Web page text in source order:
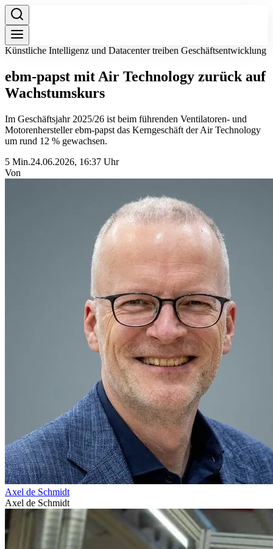
Künstliche Intelligenz und Datacenter treiben Geschäftsentwicklung
ebm-papst mit Air Technology zurück auf
Wachstumskurs
Im Geschäftsjahr 2025/26 ist beim führenden Ventilatoren- und
Motorenhersteller ebm-papst das Kerngeschäft der Air Technology
um rund 12 % gewachsen.
5 Min.24.06.2026, 16:37 Uhr
Von
Axel de Schmidt
Axel de Schmidt